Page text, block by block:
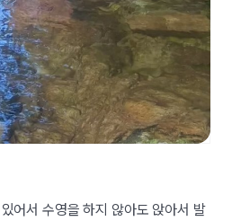
어서 수영을 하지 않아도 앉아서 발